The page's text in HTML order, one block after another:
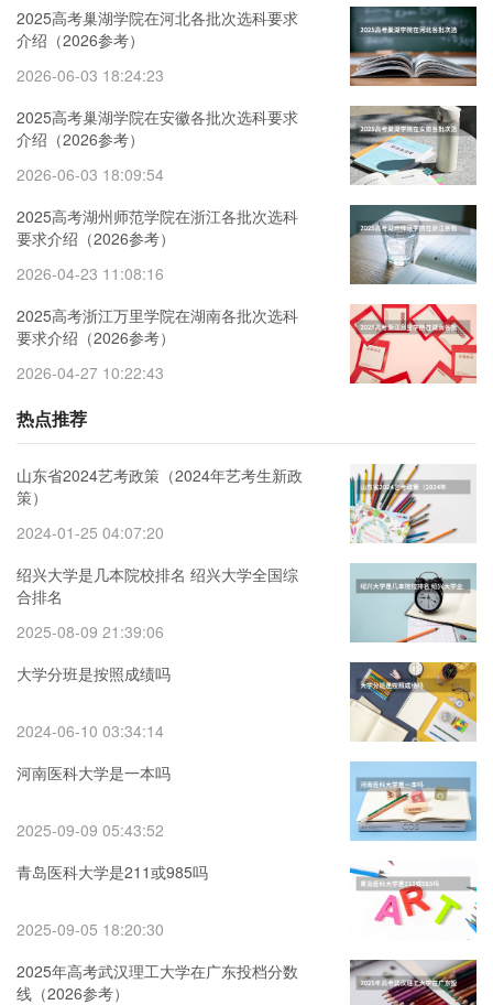
2025高考巢湖学院在河北各批次选科要求
介绍（2026参考）
2026-06-03 18:24:23
2025高考巢湖学院在安徽各批次选科要求
介绍（2026参考）
2026-06-03 18:09:54
2025高考湖州师范学院在浙江各批次选科
要求介绍（2026参考）
2026-04-23 11:08:16
2025高考浙江万里学院在湖南各批次选科
要求介绍（2026参考）
2026-04-27 10:22:43
热点推荐
山东省2024艺考政策（2024年艺考生新政
策）
2024-01-25 04:07:20
绍兴大学是几本院校排名 绍兴大学全国综
合排名
2025-08-09 21:39:06
大学分班是按照成绩吗
2024-06-10 03:34:14
河南医科大学是一本吗
2025-09-09 05:43:52
青岛医科大学是211或985吗
2025-09-05 18:20:30
2025年高考武汉理工大学在广东投档分数
线（2026参考）